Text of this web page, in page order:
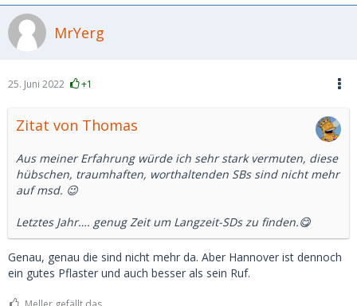
MrYerg
25. Juni 2022 +1
Zitat von Thomas
Aus meiner Erfahrung würde ich sehr stark vermuten, diese
hübschen, traumhaften, worthaltenden SBs sind nicht mehr
auf msd. 😉
Letztes Jahr…. genug Zeit um Langzeit-SDs zu finden.😋
Genau, genau die sind nicht mehr da. Aber Hannover ist dennoch
ein gutes Pflaster und auch besser als sein Ruf.